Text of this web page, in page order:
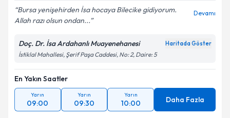
Bursa yenişehirden İsa hocaya Bilecike gidiyorum.
Allah razı olsun ondan...
Devamı
Doç. Dr. İsa Ardahanlı Muayenehanesi Haritada Göster
İstiklal Mahallesi, Şerif Paşa Caddesi, No: 2, Daire: 5
En Yakın Saatler
Yarın
09:00
Yarın
09:30
Yarın
10:00 Daha Fazla